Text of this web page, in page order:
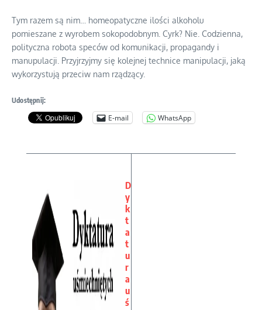
Tym razem są nim… homeopatyczne ilości alkoholu
pomieszane z wyrobem sokopodobnym. Cyrk? Nie. Codzienna,
polityczna robota speców od komunikacji, propagandy i
manupulacji. Przyjrzyjmy się kolejnej technice manipulacji, jaką
wykorzystują przeciw nam rządzący.
Udostępnij:
E-mail WhatsApp
D
y
k
t
a
t
u
r
a
u
ś